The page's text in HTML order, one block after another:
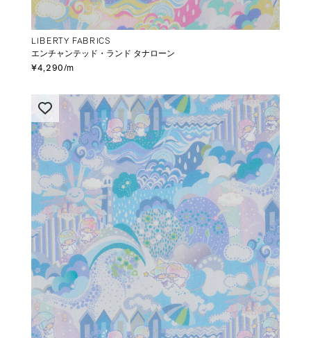
LIBERTY FABRICS
エンチャンテッド・ランド タナローン
¥4,290/m